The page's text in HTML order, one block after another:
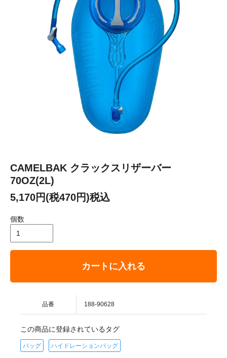
CAMELBAK クラックスリザーバー
70OZ(2L)
5,170円(税470円)税込
個数
カートに入れる
品番 188-90628
この商品に登録されているタグ
バッグ ハイドレーションバッグ